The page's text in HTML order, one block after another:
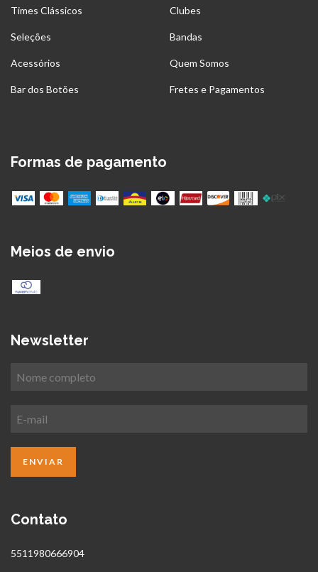
Times Clássicos Clubes
Seleções Bandas
Acessórios Quem Somos
Bar dos Botões Fretes e Pagamentos
Formas de pagamento
Meios de envio
Newsletter
Contato
5511980666904